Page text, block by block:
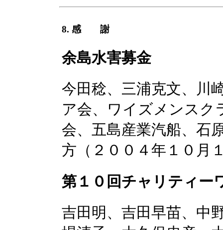
8. 感 謝
余島水害募金
今田稔、三浦克文、川
ア会、ワイズメンスク
会、五島産業汽船、石
方（２００４年１０月
第１０回チャリティー
吉田明、吉田早苗、中